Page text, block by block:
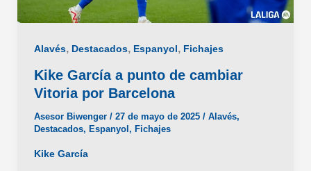
Alavés, Destacados, Espanyol, Fichajes
Kike García a punto de cambiar
Vitoria por Barcelona
Asesor Biwenger / 27 de mayo de 2025 / Alavés,
Destacados, Espanyol , Fichajes
Kike García